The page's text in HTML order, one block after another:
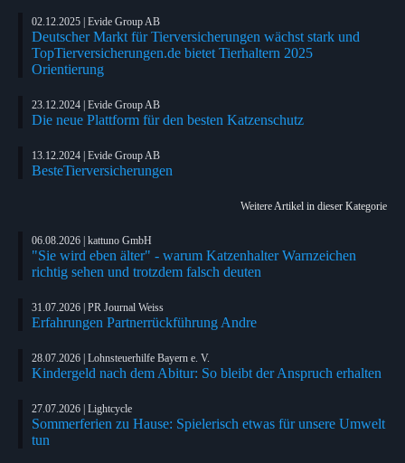
02.12.2025 | Evide Group AB
Deutscher Markt für Tierversicherungen wächst stark und
TopTierversicherungen.de bietet Tierhaltern 2025
Orientierung
23.12.2024 | Evide Group AB
Die neue Plattform für den besten Katzenschutz
13.12.2024 | Evide Group AB
BesteTierversicherungen
Weitere Artikel in dieser Kategorie
06.08.2026 | kattuno GmbH
"Sie wird eben älter" - warum Katzenhalter Warnzeichen
richtig sehen und trotzdem falsch deuten
31.07.2026 | PR Journal Weiss
Erfahrungen Partnerrückführung Andre
28.07.2026 | Lohnsteuerhilfe Bayern e. V.
Kindergeld nach dem Abitur: So bleibt der Anspruch erhalten
27.07.2026 | Lightcycle
Sommerferien zu Hause: Spielerisch etwas für unsere Umwelt
tun